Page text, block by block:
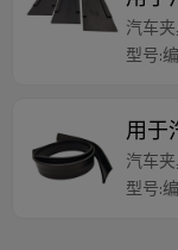
汽车
型号:
用于
汽车
型号: